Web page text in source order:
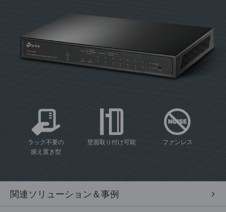
ラック不要の
据え置き型
-
壁面取り付け可能 ファンレス
関連ソリューション＆事例